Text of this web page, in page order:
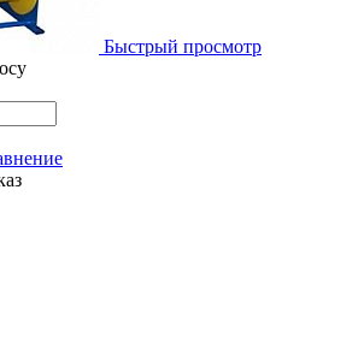
Быстрый просмотр